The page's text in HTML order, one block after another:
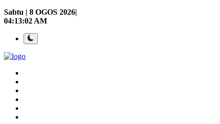
Sabtu | 8 OGOS 2026|
04:13:03 AM